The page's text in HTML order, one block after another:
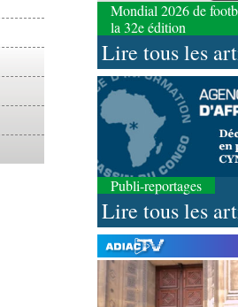
Mondial 2026 de
la 32e édition
Lire tous les
Publi-reportages
Lire tous les